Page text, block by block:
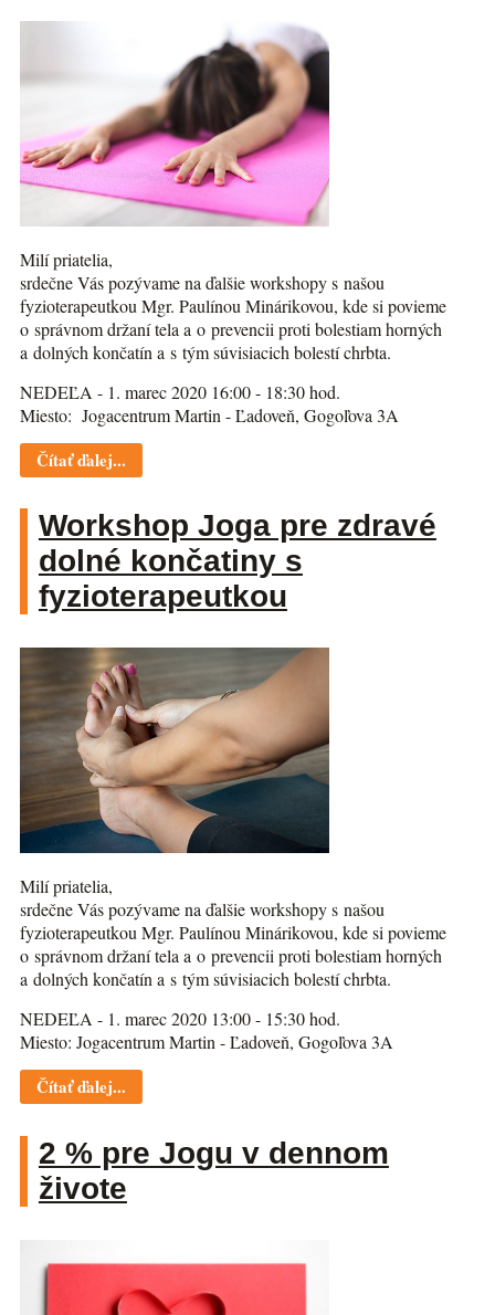
Milí priatelia,
srdečne Vás pozývame na ďalšie workshopy s našou
fyzioterapeutkou Mgr. Paulínou Minárikovou, kde si povieme
o správnom držaní tela a o prevencii proti bolestiam horných
a dolných končatín a s tým súvisiacich bolestí chrbta.
NEDEĽA - 1. marec 2020 16:00 - 18:30 hod.
Miesto: Jogacentrum Martin - Ľadoveň, Gogoľova 3A
Čítať ďalej...
Workshop Joga pre zdravé
dolné končatiny s
fyzioterapeutkou
Milí priatelia,
srdečne Vás pozývame na ďalšie workshopy s našou
fyzioterapeutkou Mgr. Paulínou Minárikovou, kde si povieme
o správnom držaní tela a o prevencii proti bolestiam horných
a dolných končatín a s tým súvisiacich bolestí chrbta.
NEDEĽA - 1. marec 2020 13:00 - 15:30 hod.
Miesto: Jogacentrum Martin - Ľadoveň, Gogoľova 3A
Čítať ďalej...
2 % pre Jogu v dennom
živote